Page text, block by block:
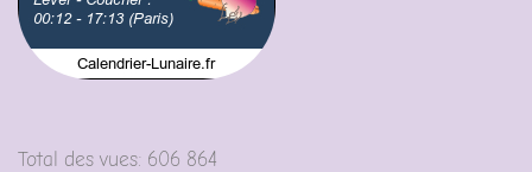
Total des vues: 606 864